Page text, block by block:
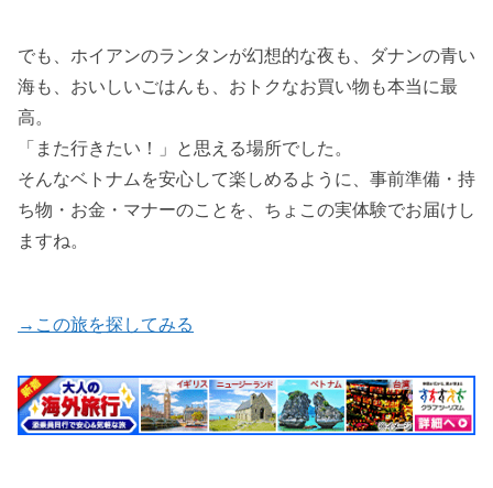
でも、ホイアンのランタンが幻想的な夜も、ダナンの青い
海も、おいしいごはんも、おトクなお買い物も本当に最
高。
「また行きたい！」と思える場所でした。
そんなベトナムを安心して楽しめるように、事前準備・持
ち物・お金・マナーのことを、ちょこの実体験でお届けし
ますね。
→この旅を探してみる